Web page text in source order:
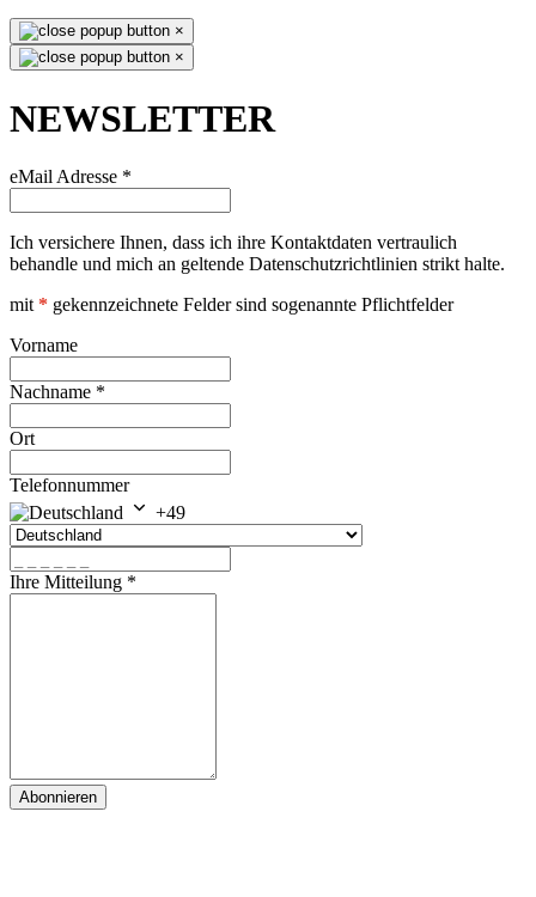
×
×
NEWSLETTER
eMail Adresse *
Ich versichere Ihnen, dass ich ihre Kontaktdaten vertraulich
behandle und mich an geltende Datenschutzrichtlinien strikt halte.
mit * gekennzeichnete Felder sind sogenannte Pflichtfelder
Vorname
Nachname *
Ort
Telefonnummer
+49
Ihre Mitteilung *
Abonnieren